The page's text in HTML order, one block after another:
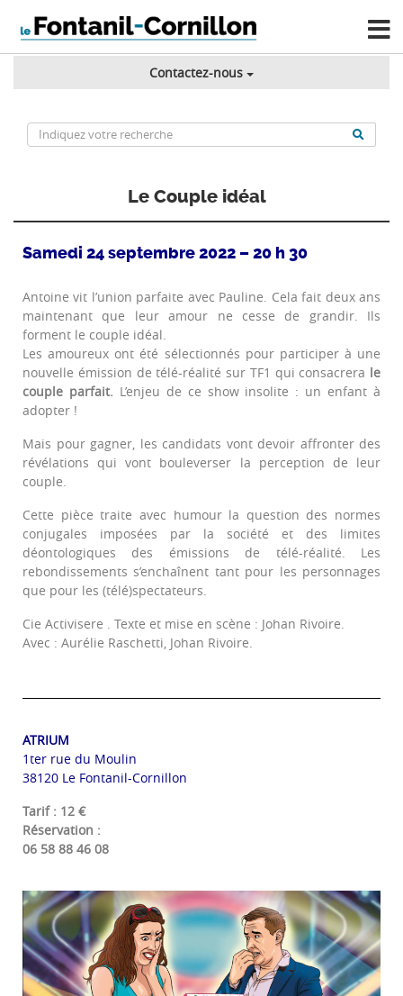
Contactez-nous
Le Couple idéal
Samedi 24 septembre 2022 – 20 h 30
Antoine vit l’union parfaite avec Pauline. Cela fait deux ans
maintenant que leur amour ne cesse de grandir. Ils
forment le couple idéal.
Les amoureux ont été sélectionnés pour participer à une
nouvelle émission de télé-réalité sur TF1 qui consacrera le
couple parfait. L’enjeu de ce show insolite : un enfant à
adopter !
Mais pour gagner, les candidats vont devoir affronter des
révélations qui vont bouleverser la perception de leur
couple.
Cette pièce traite avec humour la question des normes
conjugales imposées par la société et des limites
déontologiques des émissions de télé-réalité. Les
rebondissements s’enchaînent tant pour les personnages
que pour les (télé)spectateurs.
Cie Activisere . Texte et mise en scène : Johan Rivoire.
Avec : Aurélie Raschetti, Johan Rivoire.
ATRIUM
1ter rue du Moulin
38120 Le Fontanil-Cornillon
Tarif : 12 €
Réservation :
06 58 88 46 08